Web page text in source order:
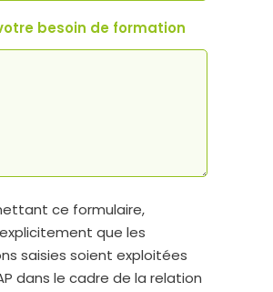
besoin de formation
ce formulaire,
que les
saisies soient exploitées
dans le cadre de la relation